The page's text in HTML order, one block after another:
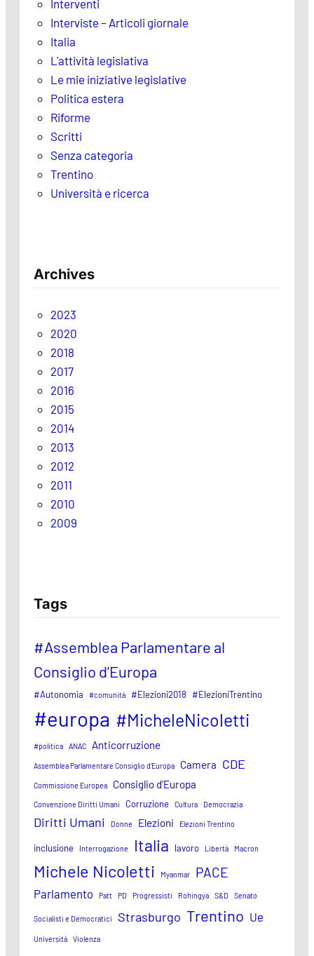
Interventi
Interviste – Articoli giornale
Italia
L'attività legislativa
Le mie iniziative legislative
Politica estera
Riforme
Scritti
Senza categoria
Trentino
Università e ricerca
Archives
2023
2020
2018
2017
2016
2015
2014
2013
2012
2011
2010
2009
Tags
#Assemblea Parlamentare al
Consiglio d'Europa
#Autonomia #comunità #Elezioni2018 #ElezioniTrentino
#europa #MicheleNicoletti
#politica ANAC Anticorruzione
Assemblea Parlamentare Consiglio d'Europa Camera CDE
Commissione Europea Consiglio d'Europa
Convenzione Diritti Umani Corruzione Cultura Democrazia
Diritti Umani Donne Elezioni Elezioni Trentino
inclusione Interrogazione Italia lavoro Libertà Macron
Michele Nicoletti Myanmar PACE
Parlamento Patt PD Progressisti Rohingya S&D Senato
Socialisti e Democratici Strasburgo Trentino Ue
Università Violenza